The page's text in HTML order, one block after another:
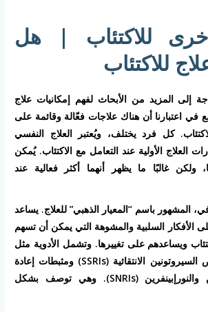
للاكتئاب | هل
للاكتئاب
المزيد من الأبحاث لفهم إمكانيات علاج
اعتبارنا أن هناك علاجات فعّالة وقائمة على
كل فرد يختلف، ويُعتبر العلاج النفسي
العلاج الأولية عند التعامل مع الاكتئاب. يُمكن
ولكن غالبًا ما يظهر أنهما أكثر فعالية عند
المشهور باسم “المعيار الذهبي” للعلاج. يساعد
الأفكار السلبية والمشوهة التي يمكن أن تسهم
ويساعدهم على تغييرها. وتشمل الأدوية مثل
مثبطات إعادة امتصاص السيروتونين الانتقائية (SSRIs) ومثبطات إعادة
امتصاص السيروتونين والنورإبينفرين (SNRIs). وهي توصف بشكل